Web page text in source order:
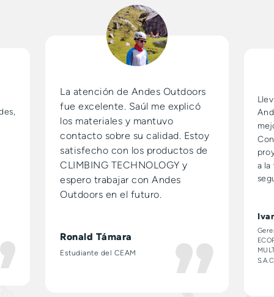
La atención de Andes Outdoors
fue excelente. Saúl me explicó
los materiales y mantuvo
contacto sobre su calidad. Estoy
satisfecho con los productos de
CLIMBING TECHNOLOGY y
espero trabajar con Andes
Outdoors en el futuro.
Ronald Támara
Estudiante del CEAM
a